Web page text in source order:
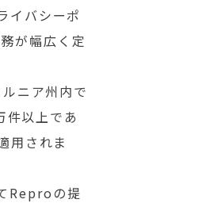
イバシーポ
が幅広く定
ニア州内で
以上であ
用されま
Reproの提